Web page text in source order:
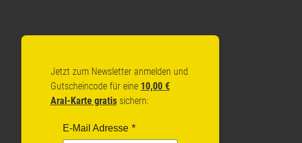
Jetzt zum Newsletter anmelden und
Gutscheincode für eine 10,00 €
Aral-Karte gratissichern:
E-Mail Adresse